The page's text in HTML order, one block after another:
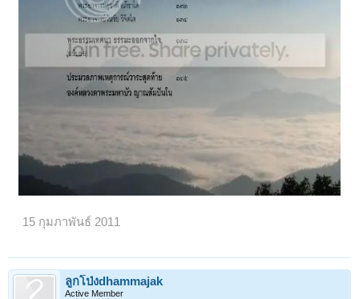
15 กุมภาพันธ์ 2011
ลูกโป่งdhammajak
Active Member